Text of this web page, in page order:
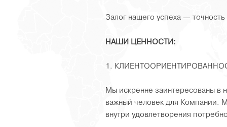
Залог нашего успеха —
НАШИ ЦЕННОСТИ:
1.
Мы искренне заинтересованы в
важный человек для Компании.
внутри удовлетворения